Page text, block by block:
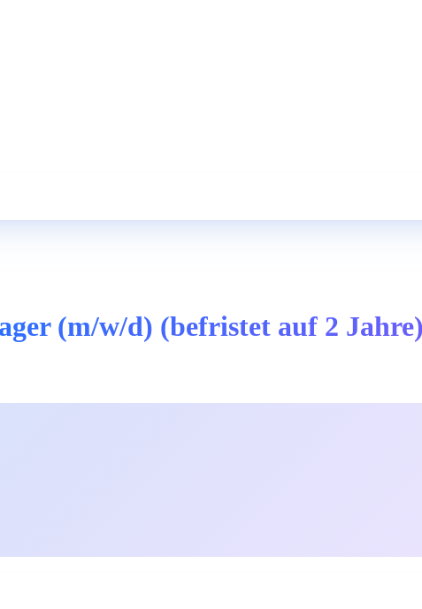
(m/w/d) (befristet auf 2